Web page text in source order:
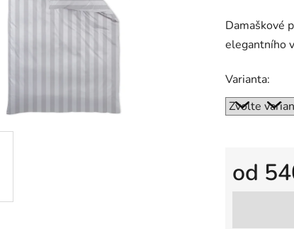
Damaškové
elegantního
Varianta:
od
Měrná cena: